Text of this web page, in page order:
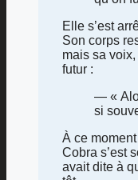
Elle s’est
Son corps
mais sa
futur :
— «
si
À ce
Cobra s’est
avait dite à